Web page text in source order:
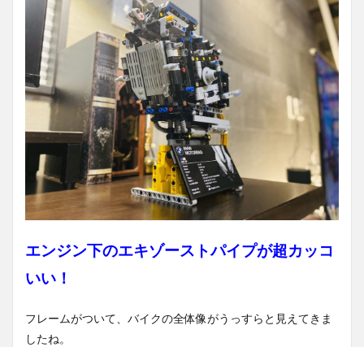
エンジン下のエキゾーストパイプが超カッコ
いい！
フレームがついて、バイクの全体像がうっすらと見えてきま
したね。